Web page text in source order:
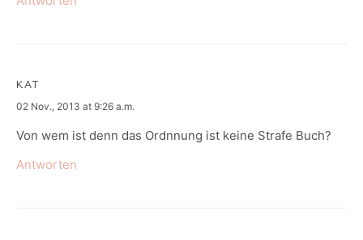
KAT
says:
02 Nov., 2013 at 9:26 a.m.
Von wem ist denn das Ordnnung ist keine Strafe Buch?
Antworten